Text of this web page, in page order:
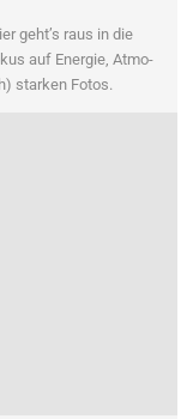
geht’s raus in die
auf Ener­gie, Atmo­
star­ken Fotos.